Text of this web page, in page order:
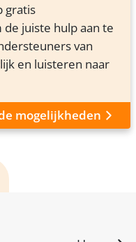
gratis
juiste hulp aan te
van
en luisteren naar
mogelijkheden